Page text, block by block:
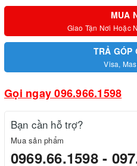
MUA
Giao Tận Nơi Hoặc
TRẢ GÓP
Visa,
Gọi ngay 096.966.1598
Bạn cần hỗ trợ?
Mua sản phẩm
0969.66.1598 -